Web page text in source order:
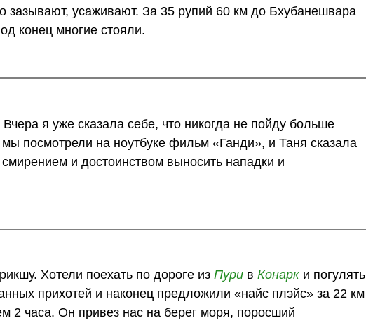
зазывают, усаживают. За 35 рупий 60 км до Бхубанешвара
конец многие стояли.
я уже сказала себе, что никогда не пойду больше
посмотрели на ноутбуке фильм «Ганди», и Таня сказала
и достоинством выносить нападки и
Хотели поехать по дороге изПури вКонарк и погулять
прихотей и наконец предложили «найс плэйс» за 22 км
2 часа. Он привез нас на берег моря, поросший